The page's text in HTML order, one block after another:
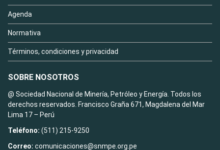
Agenda
Normativa
Términos, condiciones y privacidad
SOBRE NOSOTROS
@ Sociedad Nacional de Minería, Petróleo y Energía. Todos los
derechos reservados. Francisco Graña 671, Magdalena del Mar
Lima 17 – Perú
Teléfono: (511) 215-9250
Correo: comunicaciones@snmpe.org.pe